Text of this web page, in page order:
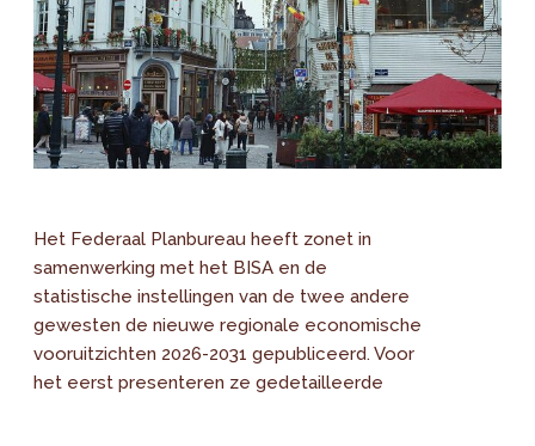
Het Federaal Planbureau heeft zonet in
samenwerking met het BISA en de
statistische instellingen van de twee andere
gewesten de nieuwe regionale economische
vooruitzichten 2026-2031 gepubliceerd. Voor
het eerst presenteren ze gedetailleerde